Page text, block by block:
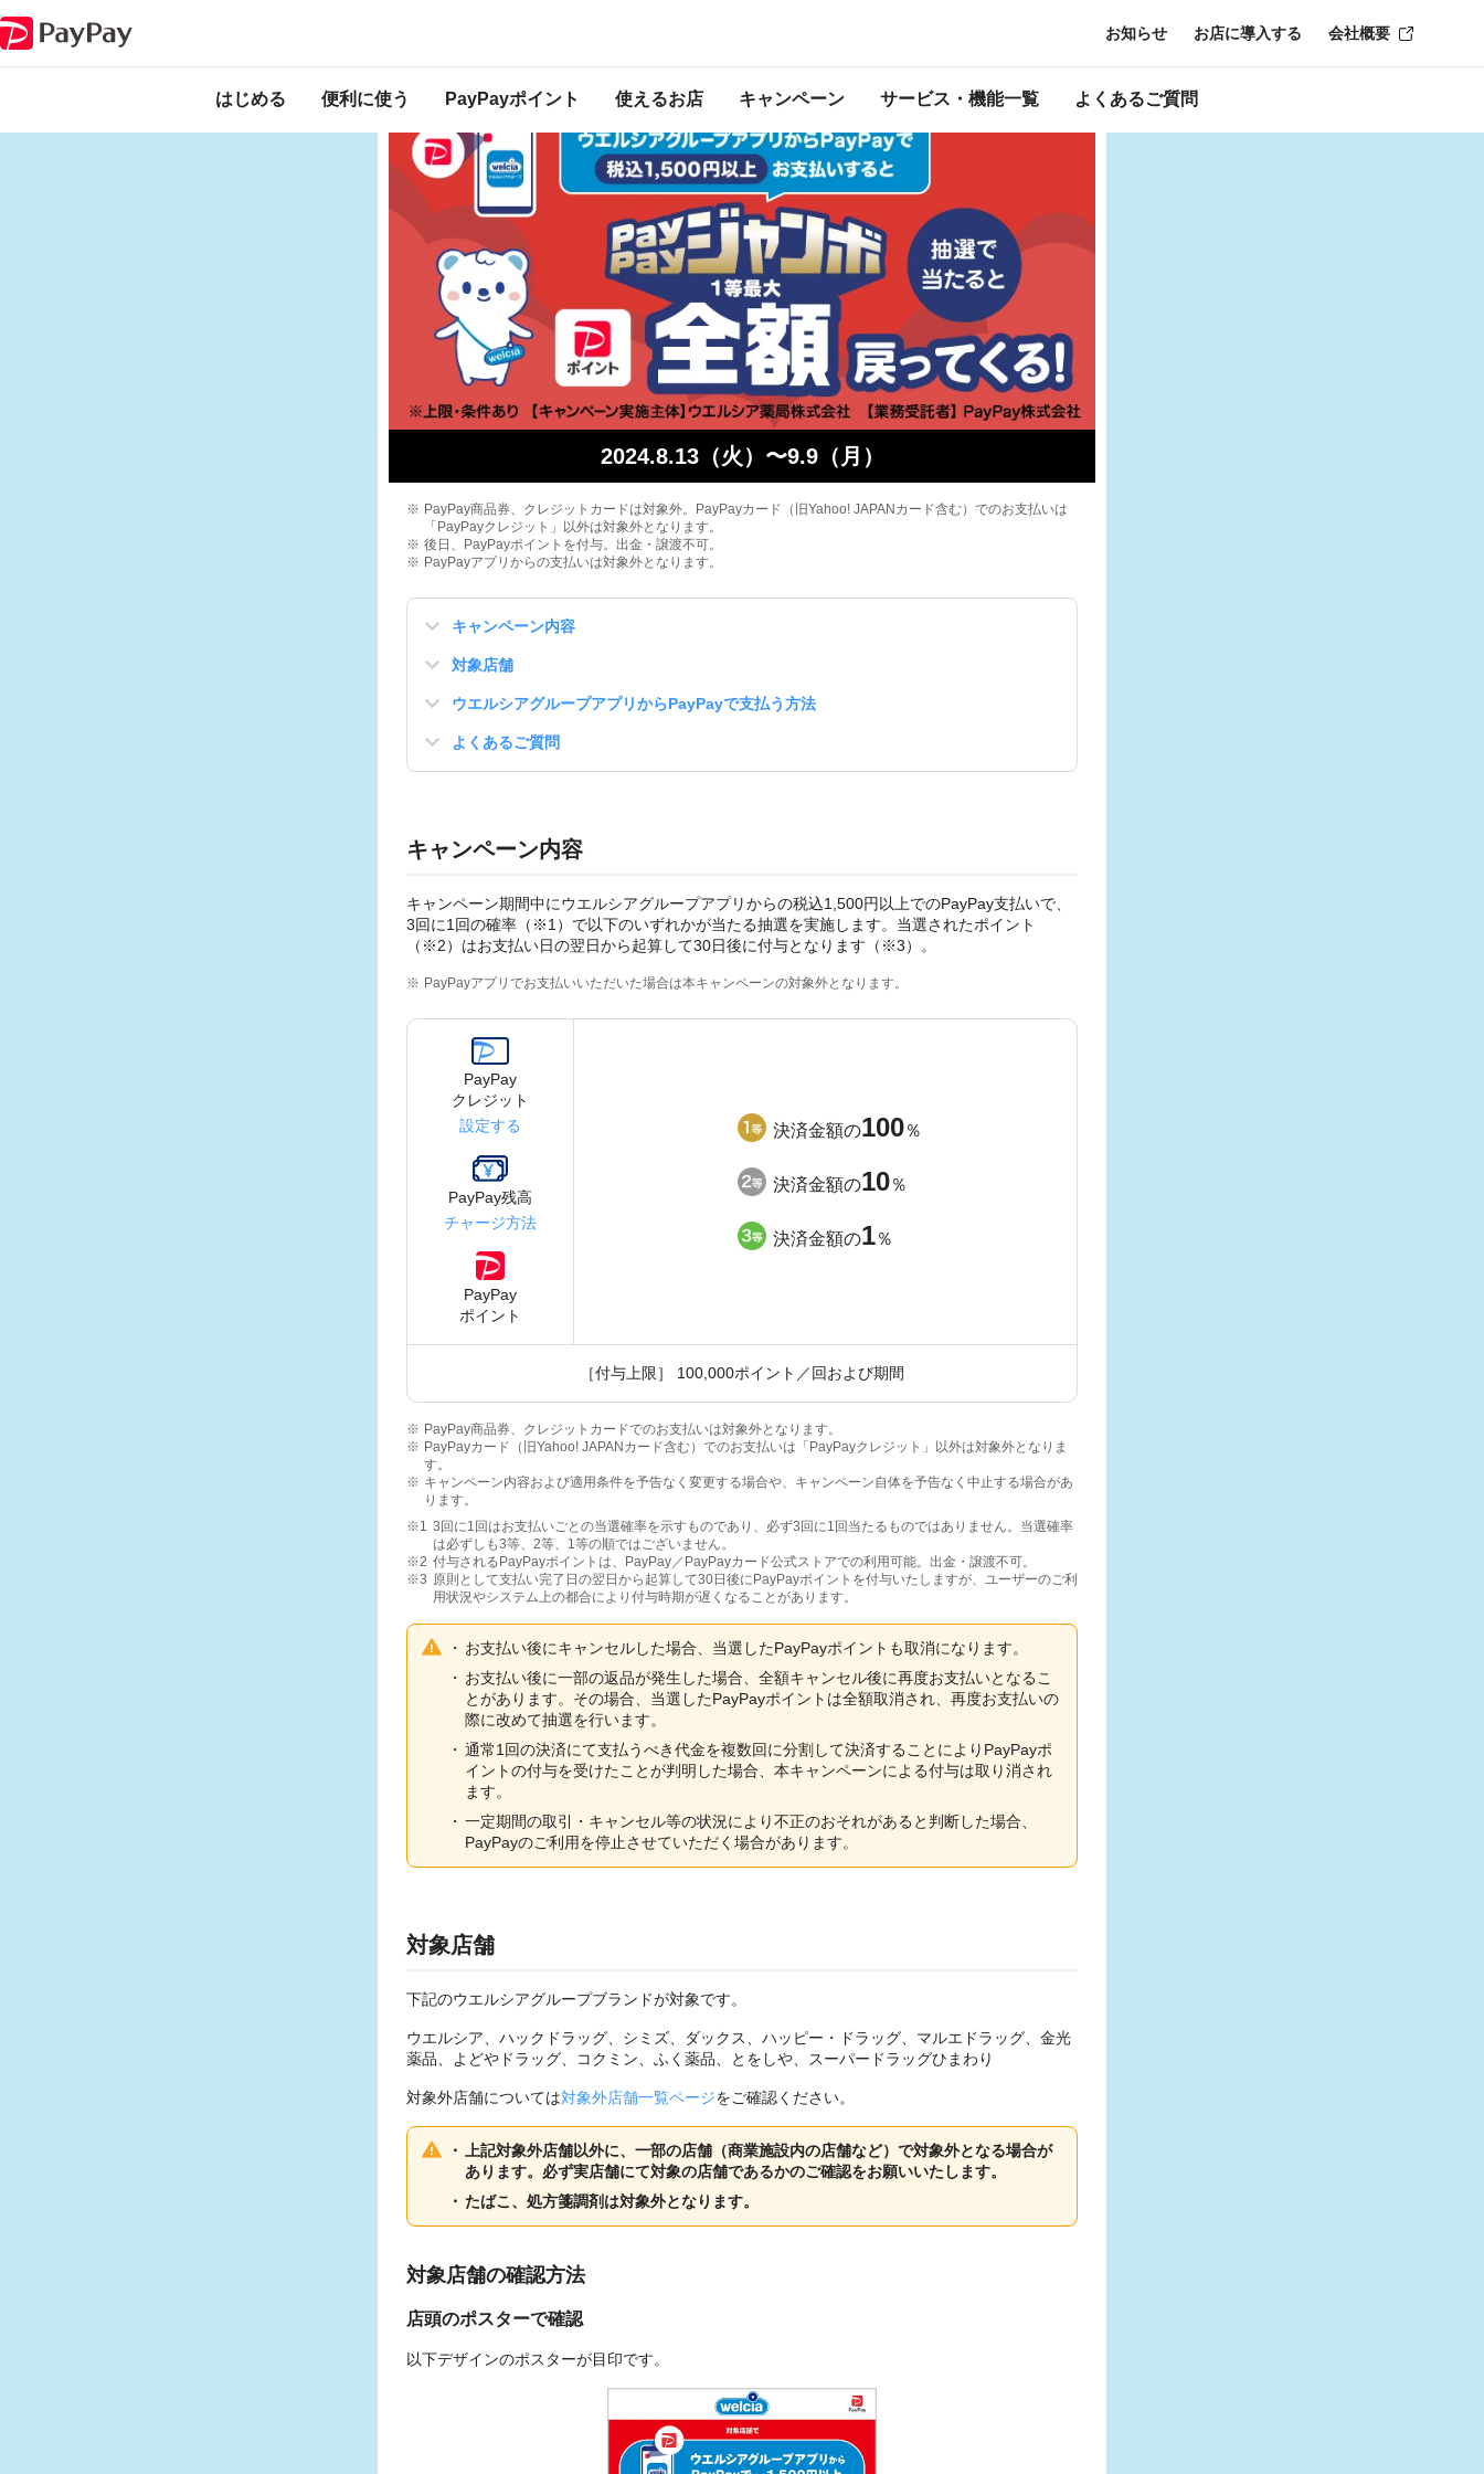
はじめる 便利に使う PayPayポイント 使えるお店 キャンペーン サービス・機能一覧 よくあるご質問
お知らせ お店に導入する 会社概要
になります。開催中のキャンペーン一覧はこちら。
2024.8.13（火）〜9.9（月）
PayPay商品券、クレジットカードは対象外。PayPayカード（旧Yahoo! JAPANカード含む）でのお支払いは
「PayPayクレジット」以外は対象外となります。
後日、PayPayポイントを付与。出金・譲渡不可。
PayPayアプリからの支払いは対象外となります。
キャンペーン内容
対象店舗
ウエルシアグループアプリからPayPayで支払う方法
よくあるご質問
キャンペーン内容
キャンペーン期間中にウエルシアグループアプリからの税込1,500円以上でのPayPay支払いで、
3回に1回の確率（※1）で以下のいずれかが当たる抽選を実施します。当選されたポイント
（※2）はお支払い日の翌日から起算して30日後に付与となります（※3）。
PayPayアプリでお支払いいただいた場合は本キャンペーンの対象外となります。
PayPay
クレジット
設定する
PayPay残高
チャージ方法
PayPay
ポイント
決済金額の100％
決済金額の10％
決済金額の1％
［付与上限］ 100,000ポイント／回および期間
PayPay商品券、クレジットカードでのお支払いは対象外となります。
PayPayカード（旧Yahoo! JAPANカード含む）でのお支払いは「PayPayクレジット」以外は対象外となりま
す。
キャンペーン内容および適用条件を予告なく変更する場合や、キャンペーン自体を予告なく中止する場合があ
ります。
3回に1回はお支払いごとの当選確率を示すものであり、必ず3回に1回当たるものではありません。当選確率
は必ずしも3等、2等、1等の順ではございません。
付与されるPayPayポイントは、PayPay／PayPayカード公式ストアでの利用可能。出金・譲渡不可。
原則として支払い完了日の翌日から起算して30日後にPayPayポイントを付与いたしますが、ユーザーのご利
用状況やシステム上の都合により付与時期が遅くなることがあります。
お支払い後にキャンセルした場合、当選したPayPayポイントも取消になります。
お支払い後に一部の返品が発生した場合、全額キャンセル後に再度お支払いとなるこ
とがあります。その場合、当選したPayPayポイントは全額取消され、再度お支払いの
際に改めて抽選を行います。
通常1回の決済にて支払うべき代金を複数回に分割して決済することによりPayPayポ
イントの付与を受けたことが判明した場合、本キャンペーンによる付与は取り消され
ます。
一定期間の取引・キャンセル等の状況により不正のおそれがあると判断した場合、
PayPayのご利用を停止させていただく場合があります。
対象店舗
下記のウエルシアグループブランドが対象です。
ウエルシア、ハックドラッグ、シミズ、ダックス、ハッピー・ドラッグ、マルエドラッグ、金光
薬品、よどやドラッグ、コクミン、ふく薬品、とをしや、スーパードラッグひまわり
対象外店舗については対象外店舗一覧ページをご確認ください。
上記対象外店舗以外に、一部の店舗（商業施設内の店舗など）で対象外となる場合が
あります。必ず実店舗にて対象の店舗であるかのご確認をお願いいたします。
たばこ、処方箋調剤は対象外となります。
対象店舗の確認方法
店頭のポスターで確認
以下デザインのポスターが目印です。